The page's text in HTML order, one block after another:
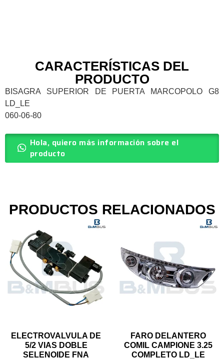
CARACTERÍSTICAS DEL
PRODUCTO
BISAGRA SUPERIOR DE PUERTA MARCOPOLO G8
LD_LE
060-06-80
Hola, quiero más información sobre el
producto
PRODUCTOS RELACIONADOS
ELECTROVALVULA DE
5/2 VIAS DOBLE
SELENOIDE FNA
FARO DELANTERO
COMIL CAMPIONE 3.25
COMPLETO LD_LE